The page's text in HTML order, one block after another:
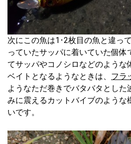
次にこの魚は1･2枚目の魚と違っ
っていたサッパに着いていた個体
てサッパやコノシロなどのような
ベイトとなるようなときは、 フラ
ようなただ巻きでバタバタとした
みに震えるカットバイブのような
いです。